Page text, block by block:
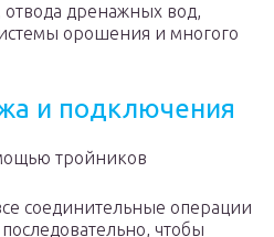
отвода дренажных вод,
орошения и многого
и подключения
тройников
соединительные операции
чтобы